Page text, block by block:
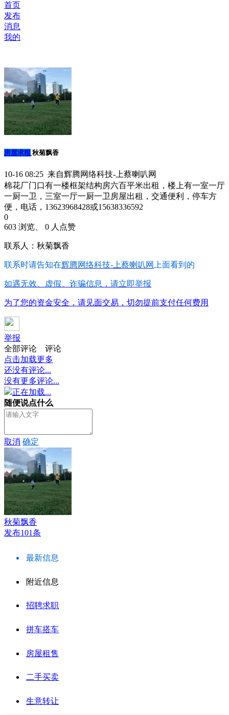
首页
发布
消息
我的
房屋求租 秋菊飘香
10-16 08:25 来自辉腾网络科技-上蔡喇叭网
棉花厂门口有一楼框架结构房六百平米出租，楼上有一室一厅
一厨一卫，三室一厅一厨一卫房屋出租，交通便利，停车方
便，电话，13623968428或15638336592
0
603 浏览、 0 人点赞
联系人：秋菊飘香
联系时请告知在辉腾网络科技-上蔡喇叭网 上面看到的
如遇无效、虚假、诈骗信息，请立即举报
为了您的资金安全，请见面交易，切勿提前支付任何费用
举报
全部评论
评论
点击加载更多
还没有评论...
没有更多评论...
正在加载...
随便说点什么
取消 确定
秋菊飘香
发布101条
最新信息
附近信息
招聘求职
拼车搭车
房屋租售
二手买卖
生意转让